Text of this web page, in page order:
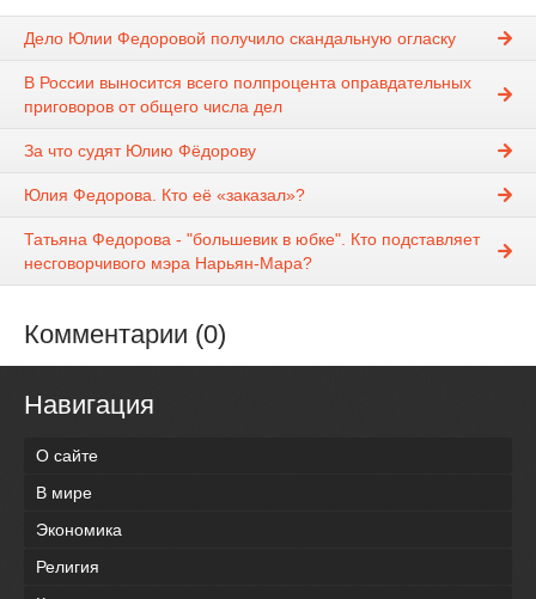
Дело Юлии Федоровой получило скандальную огласку
В России выносится всего полпроцента оправдательных
приговоров от общего числа дел
За что судят Юлию Фёдорову
Юлия Федорова. Кто её «заказал»?
Татьяна Федорова - "большевик в юбке". Кто подставляет
несговорчивого мэра Нарьян-Мара?
Комментарии (0)
Навигация
О сайте
В мире
Экономика
Религия